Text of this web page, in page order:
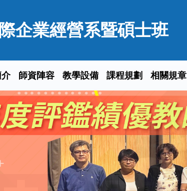
企業經營系暨碩士班
師資陣容 教學設備 課程規劃 相關規章